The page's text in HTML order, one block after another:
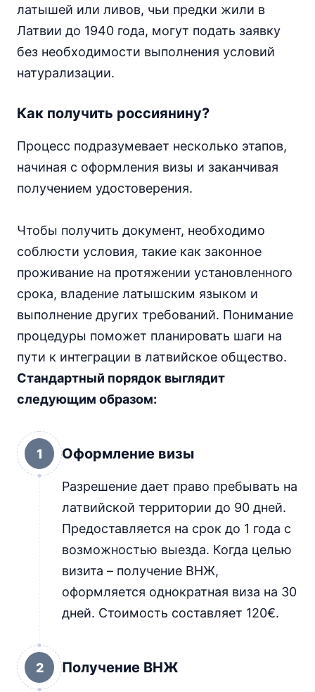
латышей или ливов, чьи предки жили в
Латвии до 1940 года, могут подать заявку
без необходимости выполнения условий
натурализации.
Как получить россиянину?
Процесс подразумевает несколько этапов,
начиная с оформления визы и заканчивая
получением удостоверения.
Чтобы получить документ, необходимо
соблюсти условия, такие как законное
проживание на протяжении установленного
срока, владение латышским языком и
выполнение других требований. Понимание
процедуры поможет планировать шаги на
пути к интеграции в латвийское общество.
Стандартный порядок выглядит
следующим образом:
1 Оформление визы
Разрешение дает право пребывать на
латвийской территории до 90 дней.
Предоставляется на срок до 1 года с
возможностью выезда. Когда целью
визита – получение ВНЖ,
оформляется однократная виза на 30
дней. Стоимость составляет 120€.
2 Получение ВНЖ